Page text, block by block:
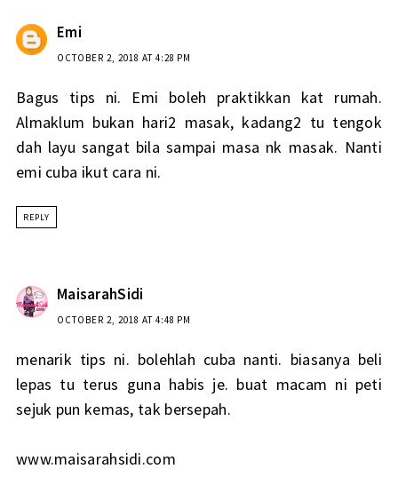
Emi
OCTOBER 2, 2018 AT 4:28 PM
Bagus tips ni. Emi boleh praktikkan kat rumah.
Almaklum bukan hari2 masak, kadang2 tu tengok
dah layu sangat bila sampai masa nk masak. Nanti
emi cuba ikut cara ni.
REPLY
MaisarahSidi
OCTOBER 2, 2018 AT 4:48 PM
menarik tips ni. bolehlah cuba nanti. biasanya beli
lepas tu terus guna habis je. buat macam ni peti
sejuk pun kemas, tak bersepah.
www.maisarahsidi.com